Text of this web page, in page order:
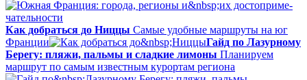
Как добраться до Ниццы Самые удобные маршруты на юг
Франции
Гайд по Лазурному
Берегу: пляжи, пальмы и сладкие лимоны Планируем
маршрут по самым известным курортам региона